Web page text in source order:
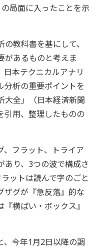
局面に入ったことを示
教科書を基にして、
があるものと考えま
本テクニカルアナリ
分析の重要ポイントを
大全」（日本経済新聞
引用、整理したものの
、フラット、トライア
あり、3つの波で構成さ
ットは読んで字のごと
ザグが『急反落』的な
横ばい・ボックス』
、今年1月2日以降の調